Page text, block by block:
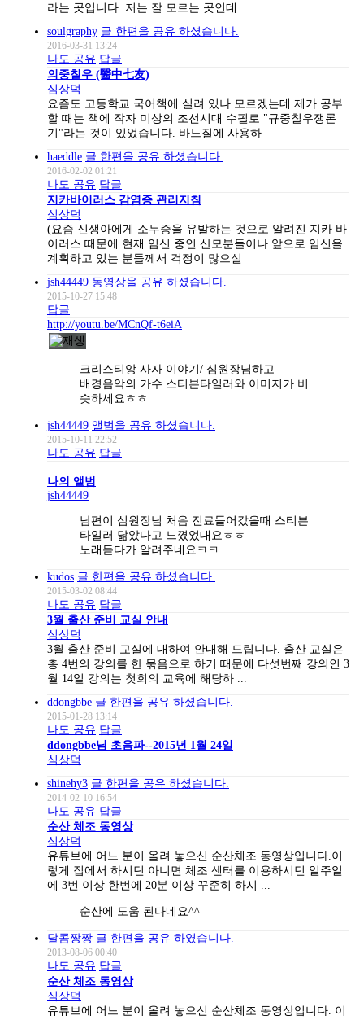
라는 곳입니다. 저는 잘 모르는 곳인데
soulgraphy 글 한편을 공유 하셨습니다.
2016-03-31 13:24
나도 공유 답글
의중칠우 (醫中七友)
심상덕
요즘도 고등학교 국어책에 실려 있나 모르겠는데 제가 공부
할 때는 책에 작자 미상의 조선시대 수필로 "규중칠우쟁론
기"라는 것이 있었습니다. 바느질에 사용하
haeddle 글 한편을 공유 하셨습니다.
2016-02-02 01:21
나도 공유 답글
지카바이러스 감염증 관리지침
심상덕
(요즘 신생아에게 소두증을 유발하는 것으로 알려진 지카 바
이러스 때문에 현재 임신 중인 산모분들이나 앞으로 임신을
계획하고 있는 분들께서 걱정이 많으실
jsh44449 동영상을 공유 하셨습니다.
2015-10-27 15:48
답글
http://youtu.be/MCnQf-t6eiA
크리스티앙 사자 이야기/ 심원장님하고
배경음악의 가수 스티븐타일러와 이미지가 비
슷하세요ㅎㅎ
jsh44449 앨범을 공유 하셨습니다.
2015-10-11 22:52
나도 공유 답글
나의 앨범
jsh44449
남편이 심원장님 처음 진료들어갔을때 스티븐
타일러 닮았다고 느꼈었대요ㅎㅎ
노래듣다가 알려주네요ㅋㅋ
kudos 글 한편을 공유 하셨습니다.
2015-03-02 08:44
나도 공유 답글
3월 출산 준비 교실 안내
심상덕
3월 출산 준비 교실에 대하여 안내해 드립니다. 출산 교실은
총 4번의 강의를 한 묶음으로 하기 때문에 다섯번째 강의인 3
월 14일 강의는 첫회의 교육에 해당하 ...
ddongbbe 글 한편을 공유 하셨습니다.
2015-01-28 13:14
나도 공유 답글
ddongbbe님 초음파--2015년 1월 24일
심상덕
shinehy3 글 한편을 공유 하셨습니다.
2014-02-10 16:54
나도 공유 답글
순산 체조 동영상
심상덕
유튜브에 어느 분이 올려 놓으신 순산체조 동영상입니다.이
렇게 집에서 하시던 아니면 체조 센터를 이용하시던 일주일
에 3번 이상 한번에 20분 이상 꾸준히 하시 ...
순산에 도움 된다네요^^
달콤짱짱 글 한편을 공유 하였습니다.
2013-08-06 00:40
나도 공유 답글
순산 체조 동영상
심상덕
유튜브에 어느 분이 올려 놓으신 순산체조 동영상입니다. 이